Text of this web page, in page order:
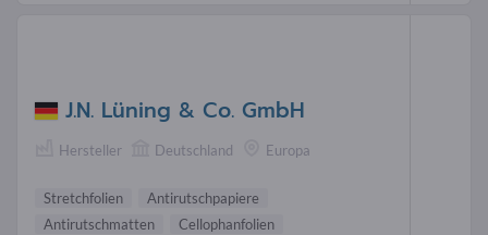
J.N. Lüning & Co. GmbH
Hersteller Deutschland Europa
Stretchfolien
Antirutschpapiere
Antirutschmatten
Cellophanfolien